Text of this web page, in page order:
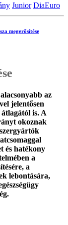
Junior DiaEuro
megerősítése
az
jelentősen
is. A
okoznak
és hatékony
a
a
lebontására,